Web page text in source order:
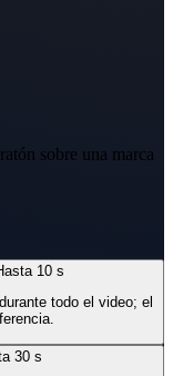
sobre una marca
10 s
todo el video; el
30 s